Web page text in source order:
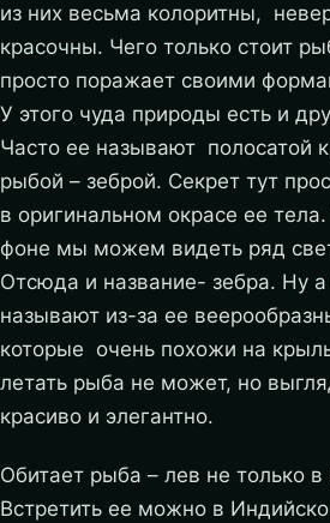
из них весьма колоритны,
красочны. Чего только стоит
просто поражает своими
У этого чуда природы есть и
Часто ее называют полосатой
рыбой – зеброй. Секрет тут
в оригинальном окрасе ее
фоне мы можем видеть ряд
Отсюда и название- зебра. Ну
называют из-за ее
которые очень похожи на
летать рыба не может, но
красиво и элегантно.
Обитает рыба – лев не только
Встретить ее можно в